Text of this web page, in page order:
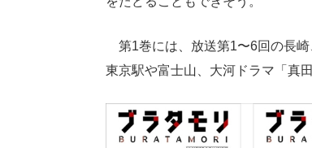
第1巻には、放送第1〜6回の長崎
東京駅や富士山、大河ドラマ「真